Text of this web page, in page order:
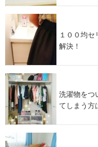
１００均セ
解決！
洗濯物を
てしまう方